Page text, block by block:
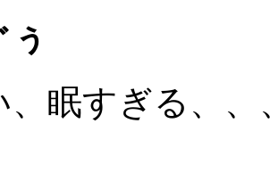
、眠すぎる、